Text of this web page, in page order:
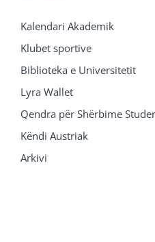
Kalendari Akademik
Klubet sportive
Biblioteka e Universitetit
Lyra Wallet
Qendra për Shërbime
Këndi Austriak
Arkivi